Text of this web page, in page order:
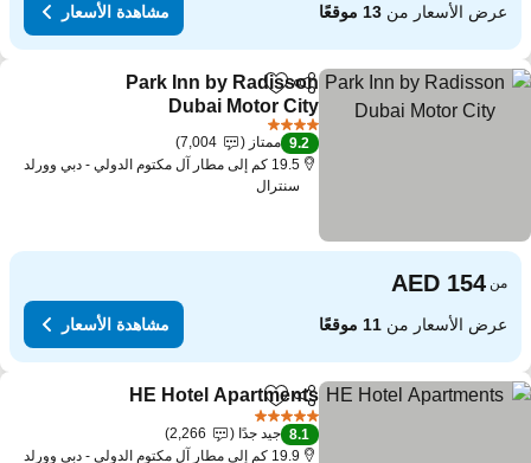
عرض الأسعار من13 موقعًا مشاهدة الأسعار
مشاركةAdd to favorites
Park Inn by Radisson
Dubai Motor City
9.2 ممتاز
7,004
19.5 كم إلى مطار آل مكتوم الدولي - دبي وورلد
سنترال
من
عرض الأسعار من11 موقعًا مشاهدة الأسعار
مشاركةAdd to favorites
HE Hotel Apartments
8.1 جيد جدًا
2,266
19.9 كم إلى مطار آل مكتوم الدولي - دبي وورلد